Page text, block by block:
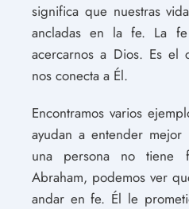
significa que nuestras
ancladas en la fe. La
acercarnos a Dios. Es el
nos conecta a Él.
Encontramos varios
ayudan a entender
una persona no tiene
Abraham, podemos ver
andar en fe. Él le